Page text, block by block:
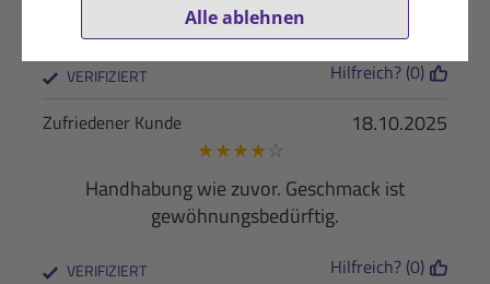
Alle ablehnen
Schmeckt lecker.
VERIFIZIERT Hilfreich? (0)
18.10.2025
Zufriedener Kunde
★★★★☆
Handhabung wie zuvor. Geschmack ist
gewöhnungsbedürftig.
VERIFIZIERT Hilfreich? (0)